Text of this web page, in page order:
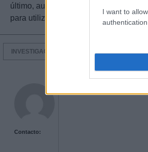
I want to
último, aunque esta técnica es
para utilizarla con fines médicos.
INVESTIGACIÓN
Contacto: